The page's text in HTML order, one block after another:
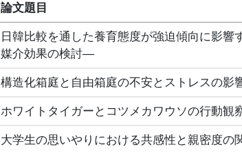
論文題目
日韓比較を通した養育態度が強迫傾向に影
媒介効果の検討―
構造化箱庭と自由箱庭の不安とストレスの影
ホワイトタイガーとコツメカワウソの行動観
大学生の思いやりにおける共感性と親密度の